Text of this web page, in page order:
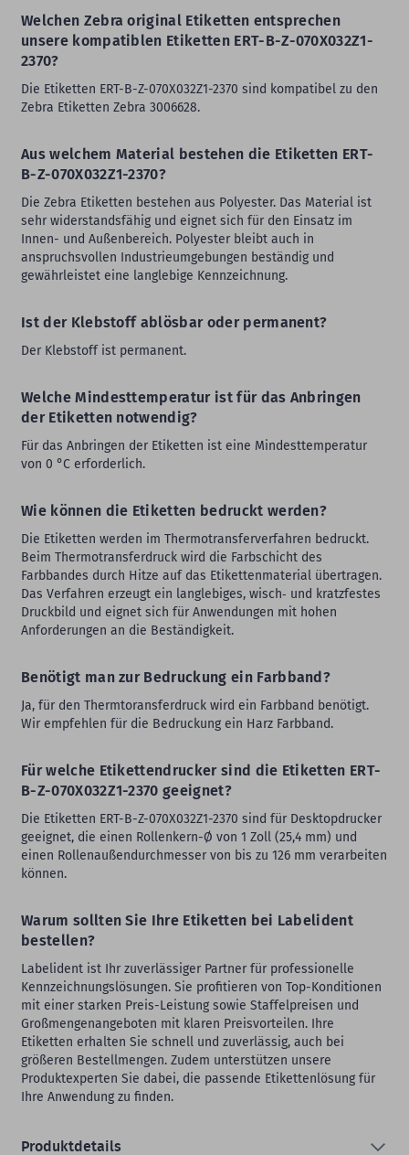
Welchen Zebra original Etiketten entsprechen
unsere kompatiblen Etiketten ERT-B-Z-070X032Z1-
2370?
Die Etiketten ERT-B-Z-070X032Z1-2370 sind kompatibel zu den
Zebra Etiketten Zebra 3006628.
Aus welchem Material bestehen die Etiketten ERT-
B-Z-070X032Z1-2370?
Die Zebra Etiketten bestehen aus Polyester. Das Material ist
sehr widerstandsfähig und eignet sich für den Einsatz im
Innen- und Außenbereich. Polyester bleibt auch in
anspruchsvollen Industrieumgebungen beständig und
gewährleistet eine langlebige Kennzeichnung.
Ist der Klebstoff ablösbar oder permanent?
Der Klebstoff ist permanent.
Welche Mindesttemperatur ist für das Anbringen
der Etiketten notwendig?
Für das Anbringen der Etiketten ist eine Mindesttemperatur
von 0 °C erforderlich.
Wie können die Etiketten bedruckt werden?
Die Etiketten werden im Thermotransferverfahren bedruckt.
Beim Thermotransferdruck wird die Farbschicht des
Farbbandes durch Hitze auf das Etikettenmaterial übertragen.
Das Verfahren erzeugt ein langlebiges, wisch‑ und kratzfestes
Druckbild und eignet sich für Anwendungen mit hohen
Anforderungen an die Beständigkeit.
Benötigt man zur Bedruckung ein Farbband?
Ja, für den Thermtoransferdruck wird ein Farbband benötigt.
Wir empfehlen für die Bedruckung ein Harz Farbband.
Für welche Etikettendrucker sind die Etiketten ERT-
B-Z-070X032Z1-2370 geeignet?
Die Etiketten ERT-B-Z-070X032Z1-2370 sind für Desktopdrucker
geeignet, die einen Rollenkern-Ø von 1 Zoll (25,4 mm) und
einen Rollenaußendurchmesser von bis zu 126 mm verarbeiten
können.
Warum sollten Sie Ihre Etiketten bei Labelident
bestellen?
Labelident ist Ihr zuverlässiger Partner für professionelle
Kennzeichnungslösungen. Sie profitieren von Top-Konditionen
mit einer starken Preis-Leistung sowie Staffelpreisen und
Großmengenangeboten mit klaren Preisvorteilen. Ihre
Etiketten erhalten Sie schnell und zuverlässig, auch bei
größeren Bestellmengen. Zudem unterstützen unsere
Produktexperten Sie dabei, die passende Etikettenlösung für
Ihre Anwendung zu finden.
Produktdetails